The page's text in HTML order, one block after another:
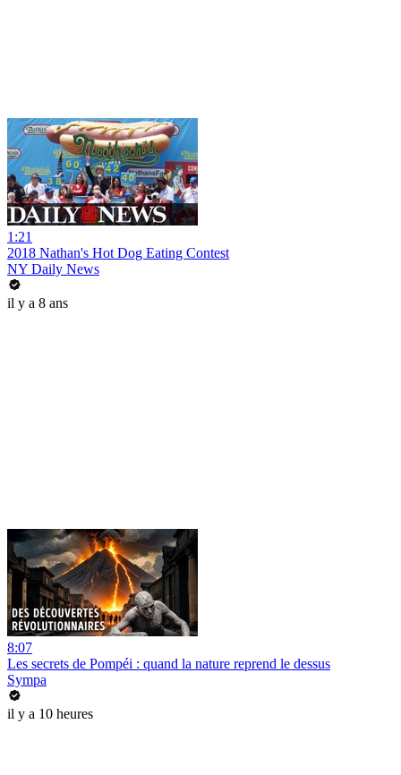
1:21
2018 Nathan's Hot Dog Eating Contest
NY Daily News
il y a 8 ans
8:07
Les secrets de Pompéi : quand la nature reprend le dessus
Sympa
il y a 10 heures